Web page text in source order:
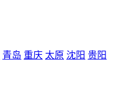
青岛 重庆 太原 沈阳 贵阳